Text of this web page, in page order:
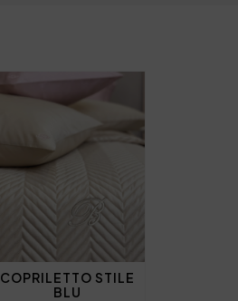
COPRILETTO STILE
BLU